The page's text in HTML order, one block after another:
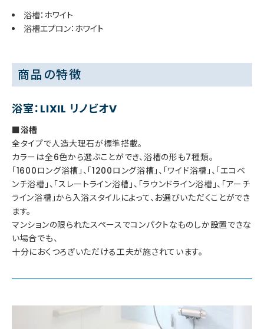
浴槽：ホワイト
浴槽エプロン：ホワイト
商品の特徴
浴室：LIXIL リノビオV
■浴槽
全タイプで人造大理石が標準搭載。
カラーは全6色から選ぶことができ、浴槽の形も7種類。
「1600ロング浴槽」、「1200ロング浴槽」、「ワイド浴槽」、「エコベ
ンチ浴槽」、「スレートライン浴槽」、「ラウンドライン浴槽」、「アーチ
ライン浴槽」から入浴スタイルによって、お選びいただくことができ
ます。
マンションの限られたスペースでコンパクトなものしか設置できな
い場合でも、
十分におくつろぎいただける工夫が施されています。